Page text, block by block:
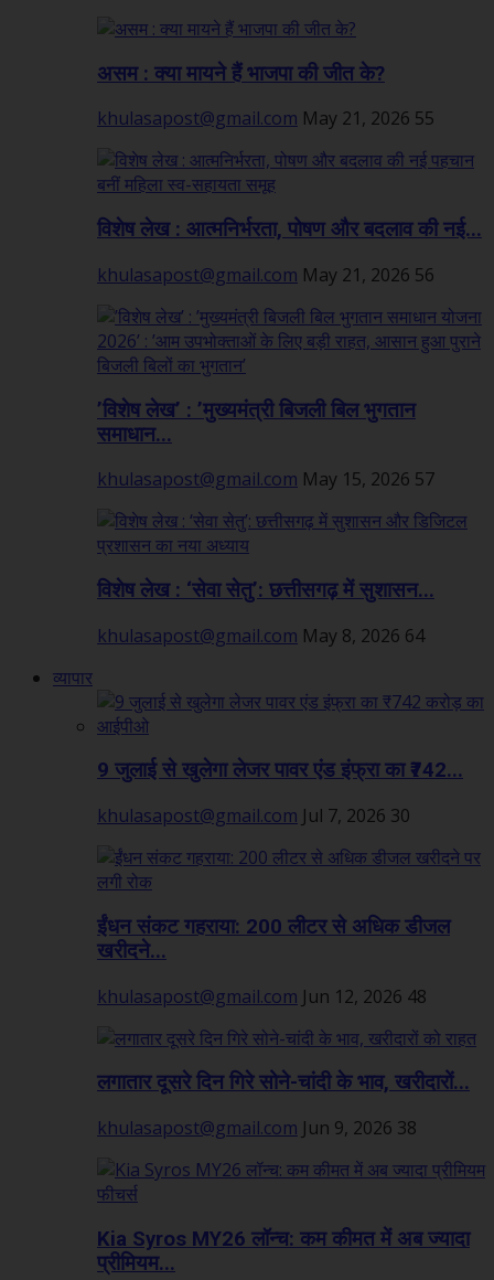
असम : क्या मायने हैं भाजपा की जीत के?
khulasapost@gmail.com May 21, 2026 55
विशेष लेख : आत्मनिर्भरता, पोषण और बदलाव की नई...
khulasapost@gmail.com May 21, 2026 56
’विशेष लेख’ : ’मुख्यमंत्री बिजली बिल भुगतान
समाधान...
khulasapost@gmail.com May 15, 2026 57
विशेष लेख : ‘सेवा सेतु’: छत्तीसगढ़ में सुशासन...
khulasapost@gmail.com May 8, 2026 64
व्यापार
9 जुलाई से खुलेगा लेजर पावर एंड इंफ्रा का ₹742...
khulasapost@gmail.com Jul 7, 2026 30
ईंधन संकट गहराया: 200 लीटर से अधिक डीजल
खरीदने...
khulasapost@gmail.com Jun 12, 2026 48
लगातार दूसरे दिन गिरे सोने-चांदी के भाव, खरीदारों...
khulasapost@gmail.com Jun 9, 2026 38
Kia Syros MY26 लॉन्च: कम कीमत में अब ज्यादा
प्रीमियम...